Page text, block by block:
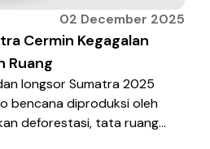
02 December 2025
Cermin Kegagalan
Ruang
longsor Sumatra 2025
bencana diproduksi oleh
deforestasi, tata ruang